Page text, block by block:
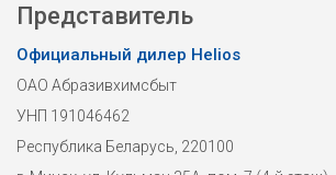
Представитель
Официальный дилер Helios
ОАО Абразивхимсбыт
УНП 191046462
Республика Беларусь, 220100